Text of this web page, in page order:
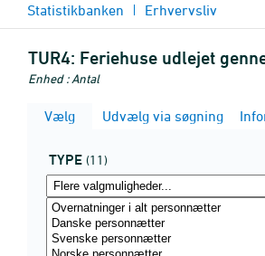
Statistikbanken Erhvervsliv
TUR4: Feriehuse udlejet
Enhed : Antal
Vælg Udvælg via søgning
TYPE (11)